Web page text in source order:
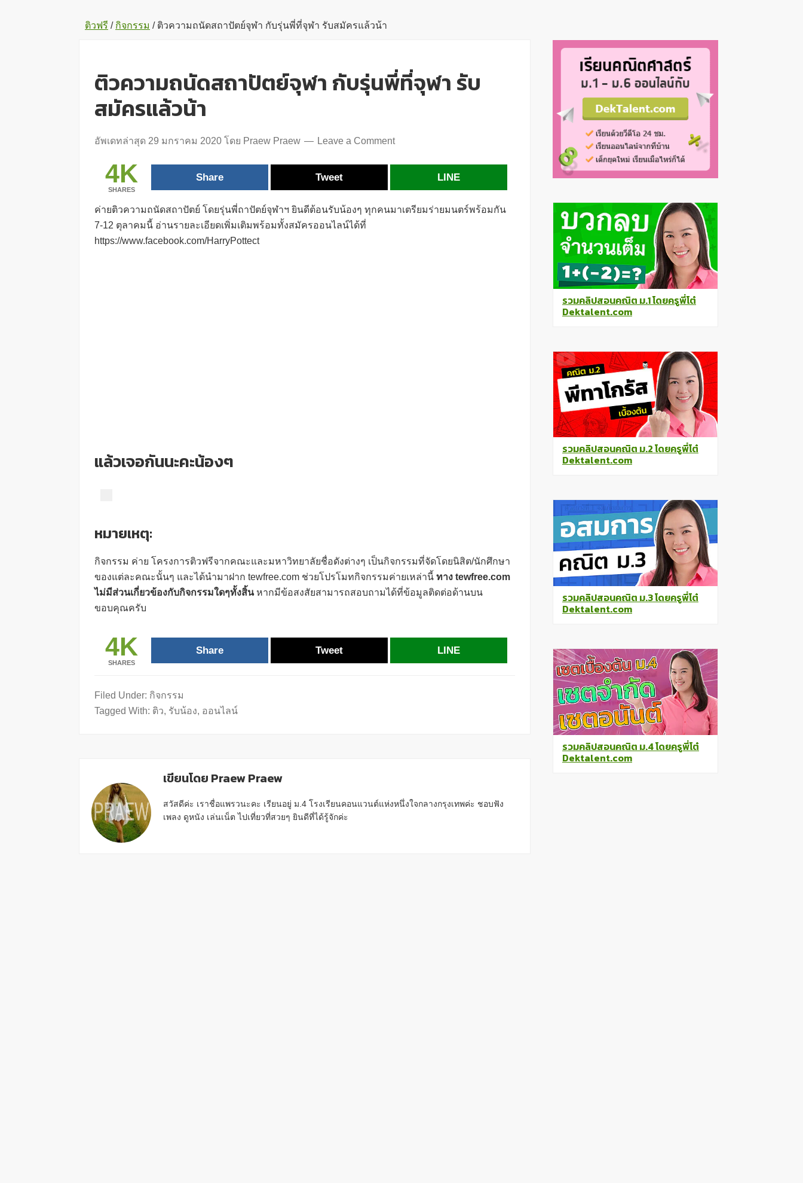
ติวฟรี / กิจกรรม /ติวความถนัดสถาปัตย์จุฬา กับรุ่นพี่ที่จุฬา รับสมัครแล้วน้า
ติวความถนัดสถาปัตย์จุฬา กับรุ่นพี่ที่จุฬา รับ
สมัครแล้วน้า
อัพเดทล่าสุด 29 มกราคม 2020 โดย Praew Praew Leave a Comment
4K
SHARES
Share Tweet LINE
ค่ายติวความถนัดสถาปัตย์ โดยรุ่นพี่ถาปัตย์จุฬาฯ ยินดีต้อนรับน้องๆ ทุกคนมาเตรียมร่ายมนตร์พร้อมกัน
7-12 ตุลาคมนี้ อ่านรายละเอียดเพิ่มเติมพร้อมทั้งสมัครออนไลน์ได้ที่
https://www.facebook.com/HarryPottect
แล้วเจอกันนะคะน้องๆ
หมายเหตุ:
กิจกรรม ค่าย โครงการติวฟรีจากคณะและมหาวิทยาลัยชื่อดังต่างๆ เป็นกิจกรรมที่จัดโดยนิสิต/นักศึกษา
ของแต่ละคณะนั้นๆ และได้นำมาฝาก tewfree.com ช่วยโปรโมทกิจกรรมค่ายเหล่านี้ ทาง tewfree.com
ไม่มีส่วนเกี่ยวข้องกับกิจกรรมใดๆทั้งสิ้นหากมีข้อสงสัยสามารถสอบถามได้ที่ข้อมูลติดต่อด้านบน
ขอบคุณครับ
4K
SHARES
Share Tweet LINE
Filed Under: กิจกรรม
Tagged With: ติว, รับน้อง, ออนไลน์
เขียนโดย Praew Praew
สวัสดีค่ะ เราชื่อแพรวนะคะ เรียนอยู่ ม.4 โรงเรียนคอนแวนต์แห่งหนึ่งใจกลางกรุงเทพค่ะ ชอบฟัง
เพลง ดูหนัง เล่นเน็ต ไปเที่ยวที่สวยๆ ยินดีที่ได้รู้จักค่ะ
Primary
Sidebar
รวมคลิปสอนคณิต ม.1 โดยครูพี่โต๋
Dektalent.com
รวมคลิปสอนคณิต ม.2 โดยครูพี่โต๋
Dektalent.com
รวมคลิปสอนคณิต ม.3 โดยครูพี่โต๋
Dektalent.com
รวมคลิปสอนคณิต ม.4 โดยครูพี่โต๋
Dektalent.com